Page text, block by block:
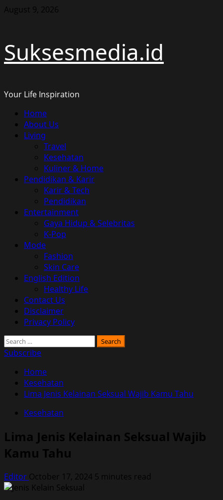
Skip
August 9, 2026
Suksesmedia.id
Your Life Inspiration
Primary
Menu
Home
About Us
Living
Travel
Kesehatan
Kuliner & Home
Pendidikan & Karir
Karir & Tech
Pendidikan
Entertainment
Gaya Hidup & Selebritas
K-Pop
Mode
Fashion
Skin Care
English Edition
Healthy Life
Contact Us
Disclaimer
Privacy Policy
Search
for:
Subscribe
Home
Kesehatan
Lima Jenis Kelainan Seksual Wajib Kamu Tahu
Kesehatan
Lima Jenis Kelainan Seksual Wajib
Kamu Tahu
Editor October 17, 2024 5 minutes read